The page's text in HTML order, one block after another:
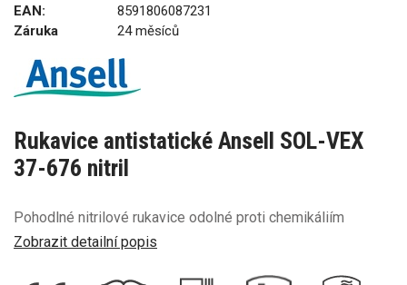
EAN:
8591806087231
Záruka
24 měsíců
Rukavice antistatické Ansell SOL-VEX
37-676 nitril
Pohodlné nitrilové rukavice odolné proti chemikáliím
Zobrazit detailní popis